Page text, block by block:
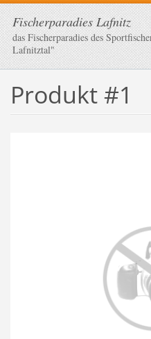
Fischerparadies Lafnitz
das Fischerparadies des
Lafnitztal"
Produkt #1